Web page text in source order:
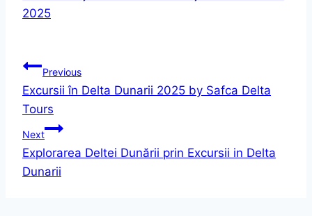
2025
Navigare
în
articole
Previous
Excursii în Delta Dunarii 2025 by Safca Delta
Tours
Next
Explorarea Deltei Dunării prin Excursii in Delta
Dunarii